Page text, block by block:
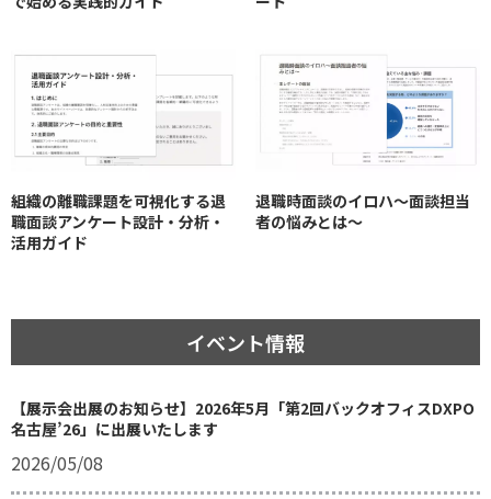
組織の離職課題を可視化する退
職面談アンケート設計・分析・
活用ガイド
退職時面談のイロハ〜面談担当
者の悩みとは〜
イベント情報
【展示会出展のお知らせ】2026年5月「第2回バックオフィスDXPO
名古屋’26」に出展いたします
2026/05/08